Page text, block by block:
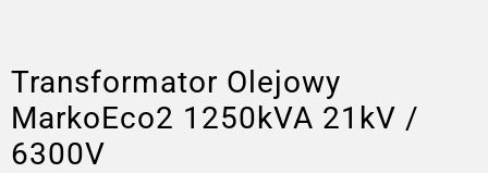
Transformator Olejowy
MarkoEco2 1250kVA 21kV /
6300V